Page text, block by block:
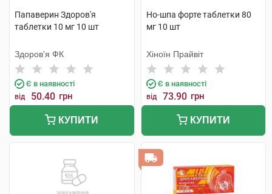
Папаверин Здоров'я
таблетки 10 мг 10 шт
Здоров'я ФК
Є в наявності
від 50.40 грн
КУПИТИ
Но-шпа форте таблетки 80
мг 10 шт
Хіноїн Прайвіт
Є в наявності
від 73.90 грн
КУПИТИ